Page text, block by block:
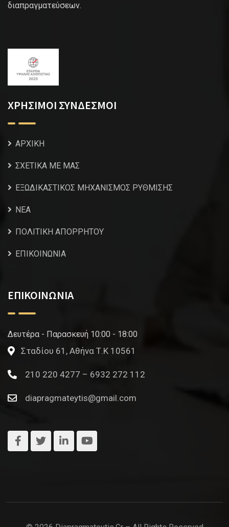
διαπραγματεύσεων.
ΧΡΗΣΙΜΟΙ ΣΥΝΔΕΣΜΟΙ
ΑΡΧΙΚΗ
ΣΧΕΤΙΚΑ ΜΕ ΜΑΣ
ΕΞΩΔΙΚΑΣΤΙΚΟΣ ΜΗΧΑΝΙΣΜΟΣ ΡΥΘΜΙΣΗΣ
NEA
ΠΟΛΙΤΙΚΗ ΑΠΟΡΡΗΤΟΥ
ΕΠΙΚΟΙΝΩΝΙΑ
ΕΠΙΚΟΙΝΩΝΙΑ
Δευτέρα - Παρασκευή 10:00 - 18:00
Σταδίου 61, Αθήνα Τ.Κ 10561
210 220 4277 – 6932 272 112
diapragmateytis@gmail.com